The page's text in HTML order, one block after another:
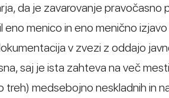
da je zavarovanje pravočasno
menico in eno menično
v zvezi z oddajo
saj je ista zahteva na več
treh) medsebojno neskladnih in